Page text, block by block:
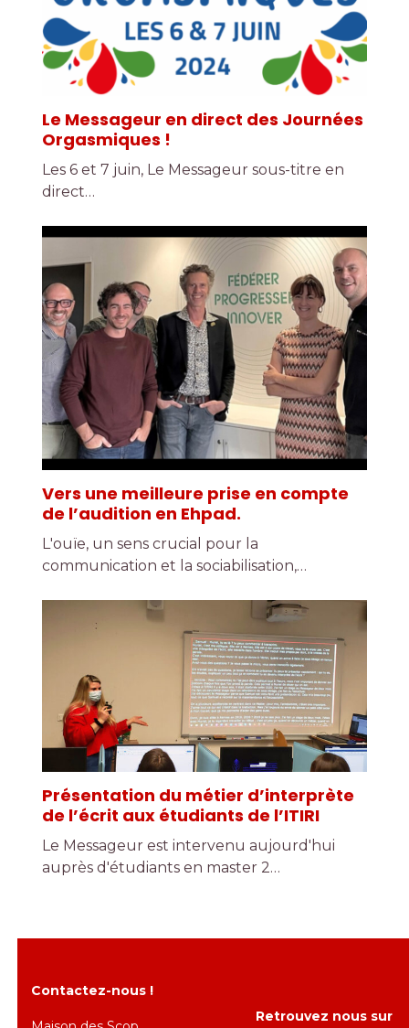
Le Messageur en direct des Journées
Orgasmiques !
Les 6 et 7 juin, Le Messageur sous-titre en
direct…
Vers une meilleure prise en compte
de l’audition en Ehpad.
L'ouïe, un sens crucial pour la
communication et la sociabilisation,…
Présentation du métier d’interprète
de l’écrit aux étudiants de l’ITIRI
Le Messageur est intervenu aujourd'hui
auprès d'étudiants en master 2…
Contactez-nous !
Retrouvez nous sur